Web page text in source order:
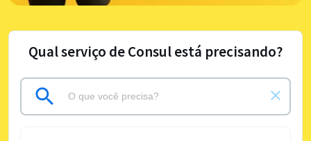
Qual serviço de Consul está precisando?